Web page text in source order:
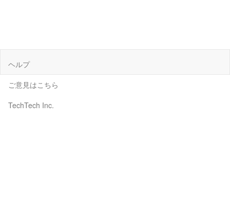
ヘルプ
ご意見はこちら
TechTech Inc.